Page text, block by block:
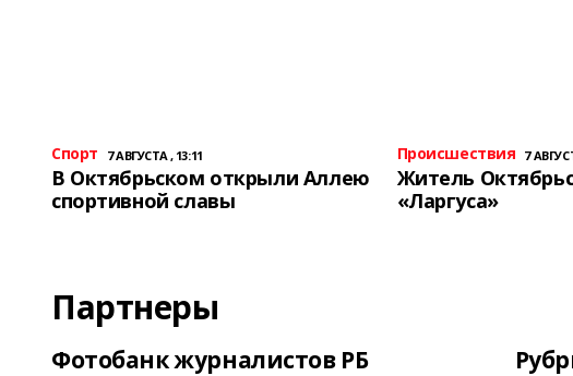
Спорт 7 АВГУСТА , 13:11
В Октябрьском открыли Аллею
спортивной славы
Происшествия 7
Житель
«Ларгуса»
Партнеры
Фотобанк журналистов РБ